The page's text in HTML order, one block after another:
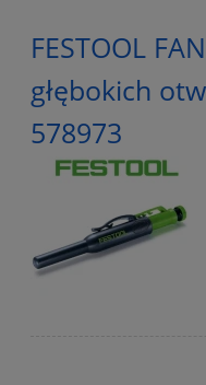
FESTOOL
głębokich
578973